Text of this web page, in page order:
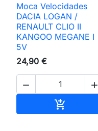
Moca Velocidades
DACIA LOGAN /
RENAULT CLIO II
KANGOO MEGANE I
5V
24,90 €
 
